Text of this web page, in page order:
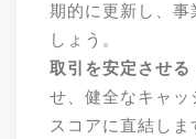
期的に更新し、事
しょう。
取引を安定させる
せ、健全なキャッ
スコアに直結しま